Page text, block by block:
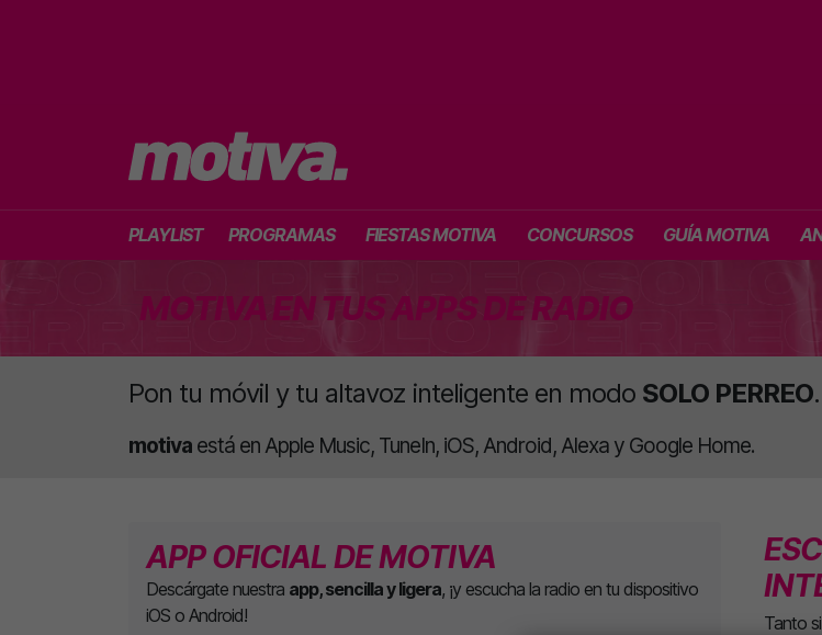
PLAYLIST PROGRAMAS FIESTAS MOTIVA CONCURSOS GUÍA MOTIVA
MOTIVA EN TUS APPS DE RADIO
Pon tu móvil y tu altavoz inteligente en modo SOLO PERREO.
motiva está en Apple Music, TuneIn, iOS, Android, Alexa y Google Home.
APP OFICIAL DE MOTIVA
Descárgate nuestra app, sencilla y ligera, ¡y escucha la radio en tu dispositivo
iOS o Android!
Tanto